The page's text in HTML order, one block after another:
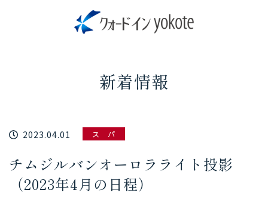
新着情報
2023.04.01 ス パ
チムジルバンオーロラライト投影
（2023年4月の日程）